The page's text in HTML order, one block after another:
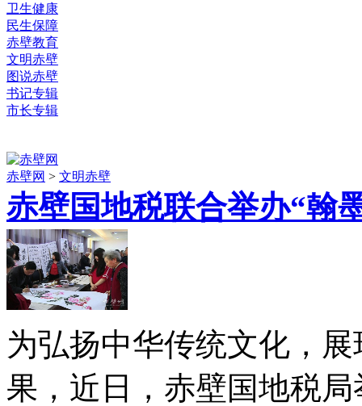
卫生健康
民生保障
赤壁教育
文明赤壁
图说赤壁
书记专辑
市长专辑
赤壁网 > 文明赤壁
赤壁国地税联合举办“翰
为弘扬中华传统文化，
果，近日，赤壁国地税